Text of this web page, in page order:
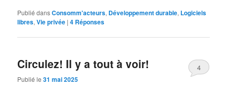
Publié dansConsomm'acteurs, Développement durable, Logiciels
libres,Vie privée |4 Réponses
Circulez! Il y a tout à voir!
Publié le31 mai 2025
4